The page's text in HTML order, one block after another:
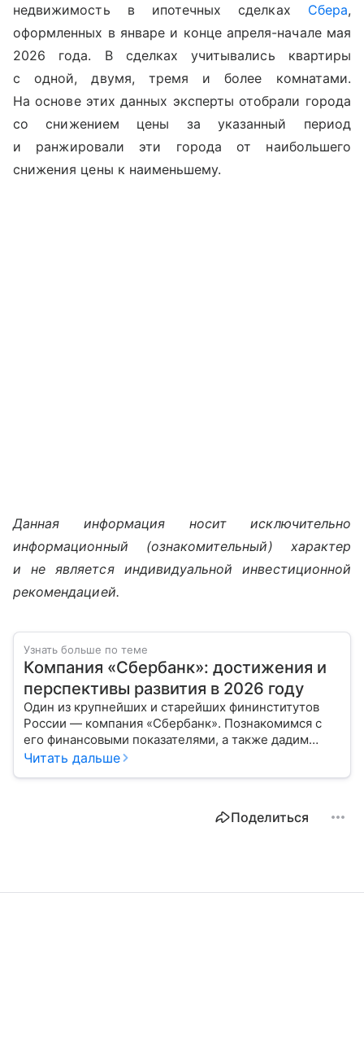
недвижимость в ипотечных сделках Сбера,
оформленных в январе и конце апреля-начале мая
2026 года. В сделках учитывались квартиры
с одной, двумя, тремя и более комнатами.
На основе этих данных эксперты отобрали города
со снижением цены за указанный период
и ранжировали эти города от наибольшего
снижения цены к наименьшему.
Данная информация носит исключительно
информационный (ознакомительный) характер
и не является индивидуальной инвестиционной
рекомендацией.
Узнать больше по теме
Компания «Сбербанк»: достижения и
перспективы развития в 2026 году
Один из крупнейших и старейших фининститутов
России — компания «Сбербанк». Познакомимся с
его финансовыми показателями, а также дадим
прогноз эксперта о стоимости акций в 2026 году.
Читать дальше
Поделиться